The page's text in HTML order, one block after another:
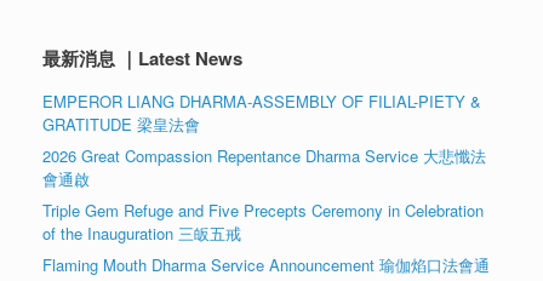
最新消息 ｜Latest News
EMPEROR LIANG DHARMA-ASSEMBLY OF FILIAL-PIETY &
GRATITUDE 梁皇法會
2026 Great Compassion Repentance Dharma Service 大悲懺法
會通啟
Triple Gem Refuge and Five Precepts Ceremony in Celebration
of the Inauguration 三皈五戒
Flaming Mouth Dharma Service Announcement 瑜伽焰口法會通